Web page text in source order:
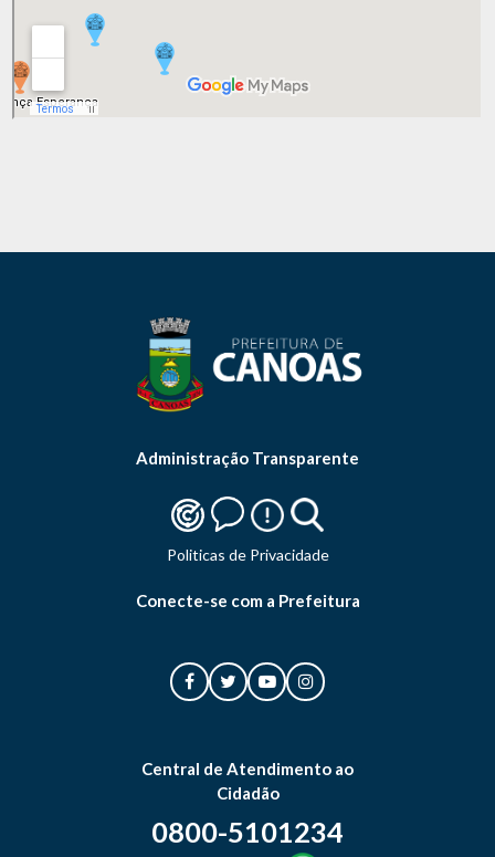
Administração Transparente
Politicas de Privacidade
Conecte-se com a Prefeitura
Central de Atendimento ao
Cidadão
0800-5101234